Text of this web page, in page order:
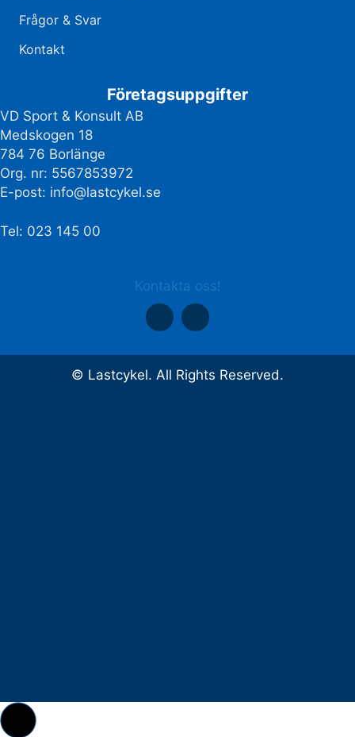
Frågor & Svar
Kontakt
Företagsuppgifter
VD Sport & Konsult AB
Medskogen 18
784 76 Borlänge
Org. nr: 5567853972
E-post: info@lastcykel.se
Tel: 023 145 00
Kontakta oss!
© Lastcykel. All Rights Reserved.